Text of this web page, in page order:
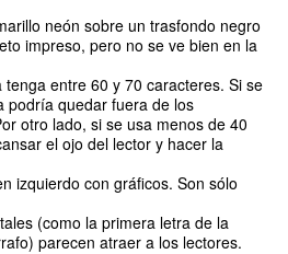
neón sobre un trasfondo negro
impreso, pero no se ve bien en la
entre 60 y 70 caracteres. Si se
podría quedar fuera de los
otro lado, si se usa menos de 40
el ojo del lector y hacer la
izquierdo con gráficos. Son sólo
(como la primera letra de la
parecen atraer a los lectores.